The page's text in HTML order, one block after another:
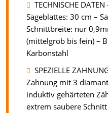
TECHNISCHE
Sägeblattes: 30 cm –
Schnittbreite: nur
(mittelgrob bis fein) –
Karbonstahl
SPEZIELLE
Zahnung mit 3
induktiv gehärteten
extrem saubere